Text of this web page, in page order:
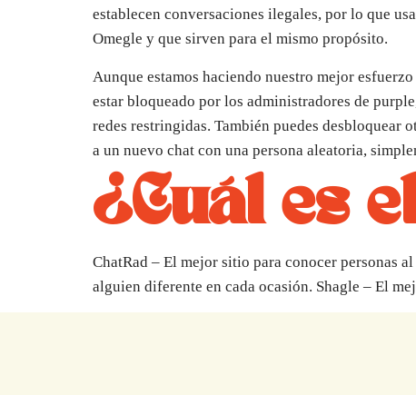
establecen conversaciones ilegales, por lo que
Omegle y que sirven para el mismo propósito.
Aunque estamos haciendo nuestro mejor
estar bloqueado por los administradores de
redes restringidas. También puedes desbloquear
a un nuevo chat con una persona aleatoria,
¿Cuál es
ChatRad – El mejor sitio para conocer personas
alguien diferente en cada ocasión. Shagle – El